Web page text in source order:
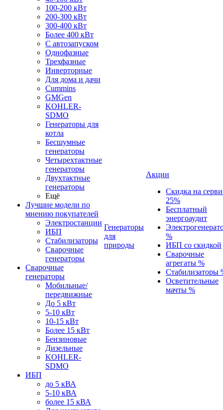
100-200 кВт
200-300 кВт
300-400 кВт
Более 400 кВт
С автозапуском
Однофазные
Трехфазные
Инверторные
Для дома и дачи
Cummins
GMGen
KOHLER-
SDMO
Генераторы для
котла
Бесшумные
генераторы
Четырехтактные
генераторы
Двухтактные
генераторы
Ещё
Лучшие модели по
мнению покупателей
Электростанции
ИБП
Стабилизаторы
Сварочные
генераторы
Сварочные
генераторы
Мобильные/
передвижные
До 5 кВт
5-10 кВт
10-15 кВт
Более 15 кВт
Бензиновые
Дизельные
KOHLER-
SDMO
ИБП
до 5 кВА
5-10 кВА
более 15 кВА
Генераторы
для
природы
Акции
Скидка на
25%
Бесплатный
энергоаудит
%
ИБП со скидкой
Сварочные
агрегаты %
Стабилизаторы
Осветительные
мачты %